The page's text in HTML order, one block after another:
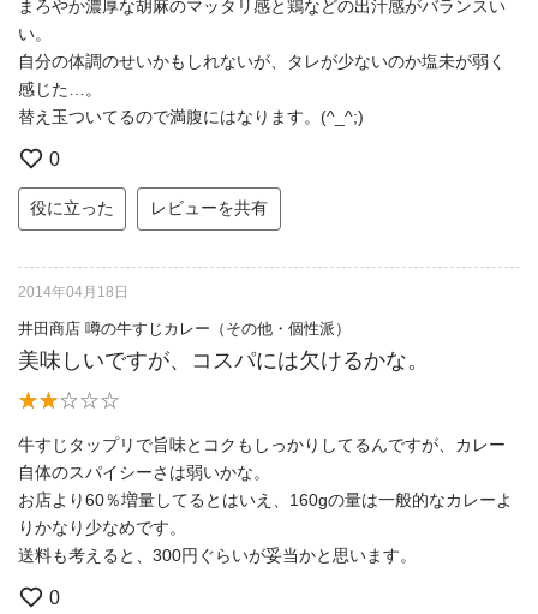
まろやか濃厚な胡麻のマッタリ感と鶏などの出汁感がバランスい
い。
自分の体調のせいかもしれないが、タレが少ないのか塩未が弱く
感じた…。
替え玉ついてるので満腹にはなります。(^_^;)
0
役に立った レビューを共有
2014年04月18日
井田商店 噂の牛すじカレー（その他・個性派）
美味しいですが、コスパには欠けるかな。
牛すじタップリで旨味とコクもしっかりしてるんですが、カレー
自体のスパイシーさは弱いかな。
お店より60％増量してるとはいえ、160gの量は一般的なカレーよ
りかなり少なめです。
送料も考えると、300円ぐらいが妥当かと思います。
0